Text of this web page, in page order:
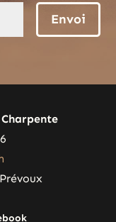
Envoi